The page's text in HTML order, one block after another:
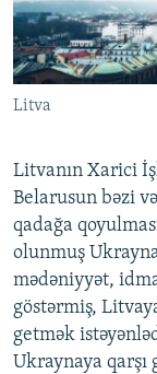
Litva
Litvanın Xarici
Belarusun bəzi
qadağa
olunmuş
mədəniyyət,
göstərmiş,
getmək
Ukraynaya